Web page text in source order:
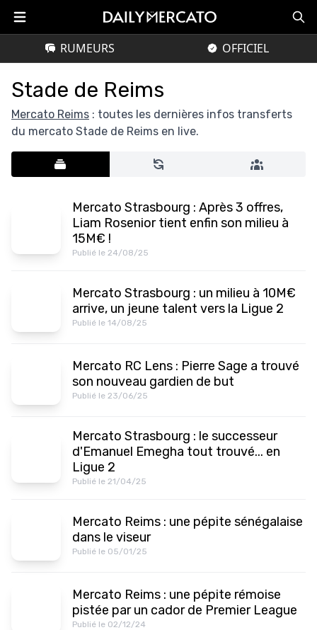
RUMEURS OFFICIEL
Stade de Reims
Mercato Reims : toutes les dernières infos transferts
du mercato Stade de Reims en live.
Mercato Strasbourg : Après 3 offres,
Liam Rosenior tient enfin son milieu à
15M€ !
Publié le 24/08/25
Mercato Strasbourg : un milieu à 10M€
arrive, un jeune talent vers la Ligue 2
Publié le 14/08/25
Mercato RC Lens : Pierre Sage a trouvé
son nouveau gardien de but
Publié le 23/06/25
Mercato Strasbourg : le successeur
d'Emanuel Emegha tout trouvé... en
Ligue 2
Publié le 21/04/25
Mercato Reims : une pépite sénégalaise
dans le viseur
Publié le 05/01/25
Mercato Reims : une pépite rémoise
pistée par un cador de Premier League
Publié le 02/12/24